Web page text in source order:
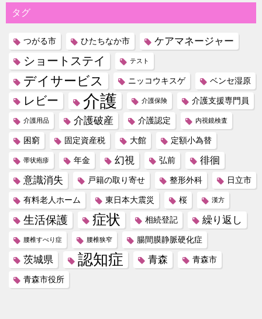
タグ
つがる市 ひたちなか市 ケアマネージャー
ショートステイ テスト
デイサービス ニッコウキスゲ ベンセ湿原
レビー 介護 介護保険 介護支援専門員
介護用品 介護破産 介護認定 内視鏡検査
困窮 固定資産税 大館 定額小為替
帯状疱疹 年金 幻視 弘前
徘徊
意識消失
戸籍の取り寄せ 整形外科 日立市
有料老人ホーム 東日本大震災 桜 漢方
生活保護 症状 相続登記 繰り返し
腰椎すべり症 腰椎狭窄 腸間膜静脈硬化症
茨城県 認知症 青森 青森市
青森市役所